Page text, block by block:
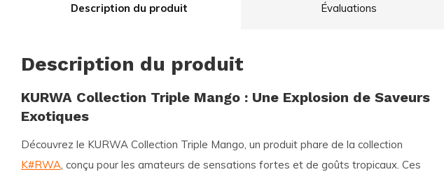
Description du produit Évaluations
Description du produit
KURWA Collection Triple Mango : Une Explosion de Saveurs
Exotiques
Découvrez le KURWA Collection Triple Mango , un produit phare de la collection
K#RWA , conçu pour les amateurs de sensations fortes et de goûts tropicaux. Ces